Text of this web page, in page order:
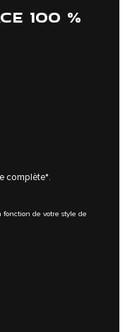
100 %
complète*.
de votre style de